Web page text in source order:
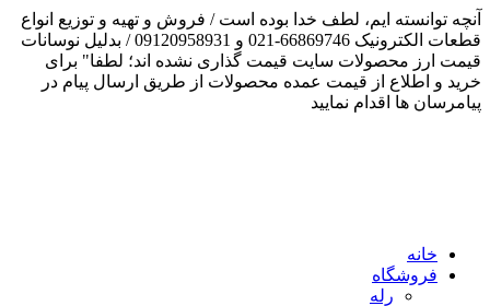
توانسته ایم، لطف خدا بوده است / فروش و تهیه و توزیع انواع
قطعات الکترونیک 66869746-021 و 09120958931 / بدلیل نوسانات
ارز محصولات سایت قیمت گذاری نشده اند؛ لطفا" برای
و اطلاع از قیمت عمده محصولات از طریق ارسال پیام در
ها اقدام نمایید
خانه
فروشگاه
رله